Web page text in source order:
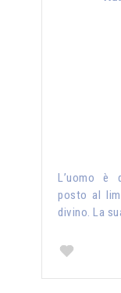
L’uomo è
posto al
divino. La